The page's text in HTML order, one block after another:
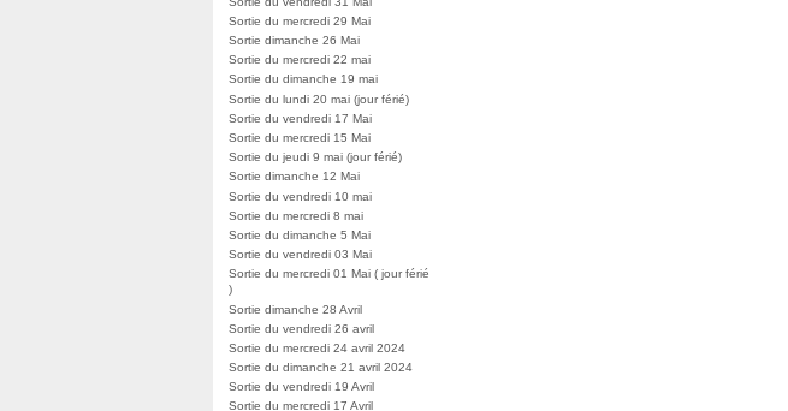
Sortie du mercredi 29 Mai
Sortie dimanche 26 Mai
Sortie du mercredi 22 mai
Sortie du dimanche 19 mai
Sortie du lundi 20 mai (jour férié)
Sortie du vendredi 17 Mai
Sortie du mercredi 15 Mai
Sortie du jeudi 9 mai (jour férié)
Sortie dimanche 12 Mai
Sortie du vendredi 10 mai
Sortie du mercredi 8 mai
Sortie du dimanche 5 Mai
Sortie du vendredi 03 Mai
Sortie du mercredi 01 Mai ( jour férié
)
Sortie dimanche 28 Avril
Sortie du vendredi 26 avril
Sortie du mercredi 24 avril 2024
Sortie du dimanche 21 avril 2024
Sortie du vendredi 19 Avril
Sortie du mercredi 17 Avril